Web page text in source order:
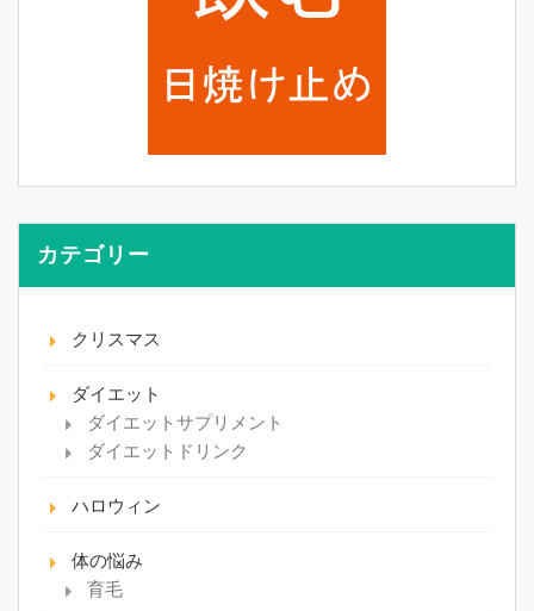
カテゴリー
クリスマス
ダイエット
ダイエットサプリメント
ダイエットドリンク
ハロウィン
体の悩み
育毛